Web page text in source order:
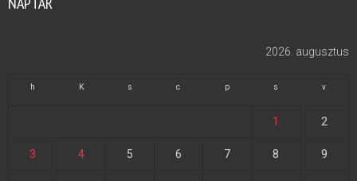
2026. augusztus
h K s c p s v
1 2
3 4 5 6 7 8 9